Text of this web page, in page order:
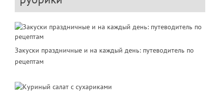
Закуски праздничные и на каждый день: путеводитель по
рецептам